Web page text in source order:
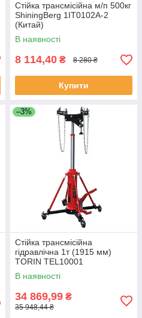
Стійка трансмісійна м/п 500кг
ShiningBerg 1IT0102A-2
(Китай)
В наявності
8 114,40 ₴ 8 280 ₴
Купити
–3%
Стійка трансмісійна
гідравлічна 1т (1915 мм)
TORIN TEL10001
В наявності
34 869,99 ₴
35 948,44 ₴